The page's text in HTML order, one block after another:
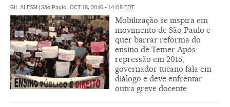
GIL ALESSI | São Paulo | OCT 18, 2016 - 14:08 EDT
Mobilização se inspira em
movimento de São Paulo e
quer barrar reforma do
ensino de Temer Após
repressão em 2015,
governador tucano fala em
diálogo e deve enfrentar
outra greve docente